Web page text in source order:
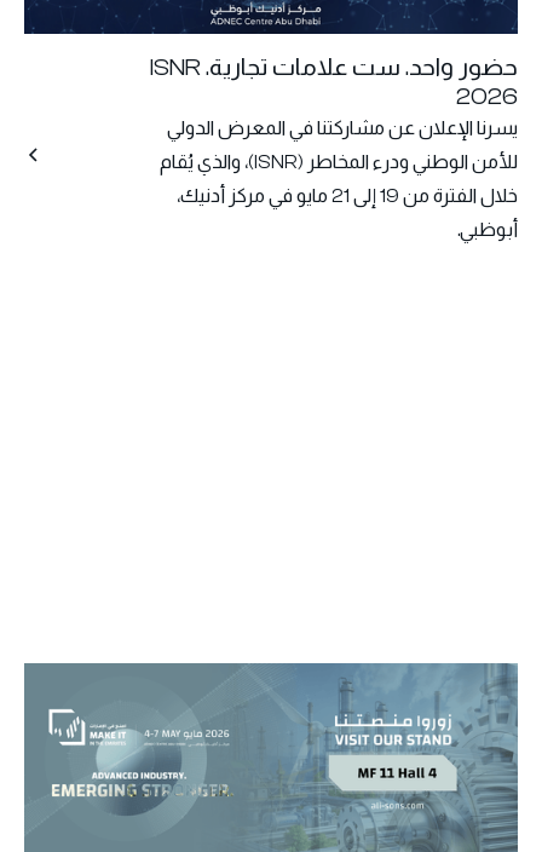
حضور واحد. ست علامات تجارية. ISNR
2026
يسرنا الإعلان عن مشاركتنا في المعرض الدولي
للأمن الوطني ودرء المخاطر (ISNR)، والذي يُقام
خلال الفترة من 19 إلى 21 مايو في مركز أدنيك،
أبوظبي.